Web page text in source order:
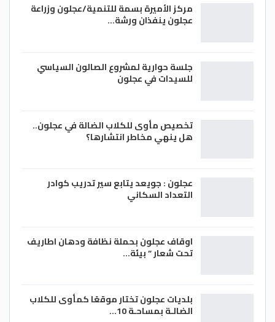
وحسين عشيش (الملاكمة – وزن تحت ٩١ كغم)
٨٠ كغم) وعبدالرحمن المصاطفة (الكراتيه –
وزن تحت ٦٧ كغم) وأسماء أبو ربيع (الرماية –
(ألعاب القوى – ٤٠٠ متر) إلى جانب السباحة تاليتا
مركز الأميرة بسمة للتنمية/عجلون وزراعة
عجلون ينفذان ورشة…
جلسة حوارية لمشروع الصالون السياسي
للسيدات في عجلون
تخصيص مأوى للكلاب الضالة في عجلون..
هل ينهي مخاطر انتشارها؟
عجلون : جويعد يتابع سير تدريب كوادر
التعداد السكاني
اوقاف عجلون بحملة نظافة ودهان اطاريف
تحت شعار ” بيئة…
بلديات عجلون تختار موقعًا كمأوى للكلاب
الضالـة بمساحـة 10…